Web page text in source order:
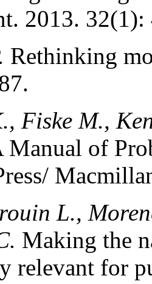
2013. 32(1):
Rethinking
Fiske M.,
of
L.,
Making the
relevant for